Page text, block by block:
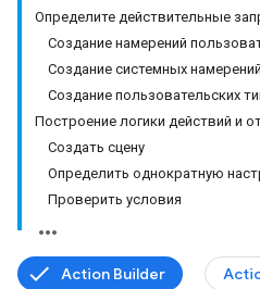
Определите действительные
Создание намерений
Создание системных намерений
Создание пользовательских
Построение логики действий и
Создать сцену
Определить однократную
Проверить условия
Action Builder